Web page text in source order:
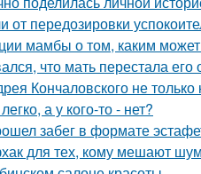
от передозировки
мамбы о том, каким
что мать перестала его
Кончаловского не только
а у кого-то - нет?
забег в формате
для тех, кому мешают